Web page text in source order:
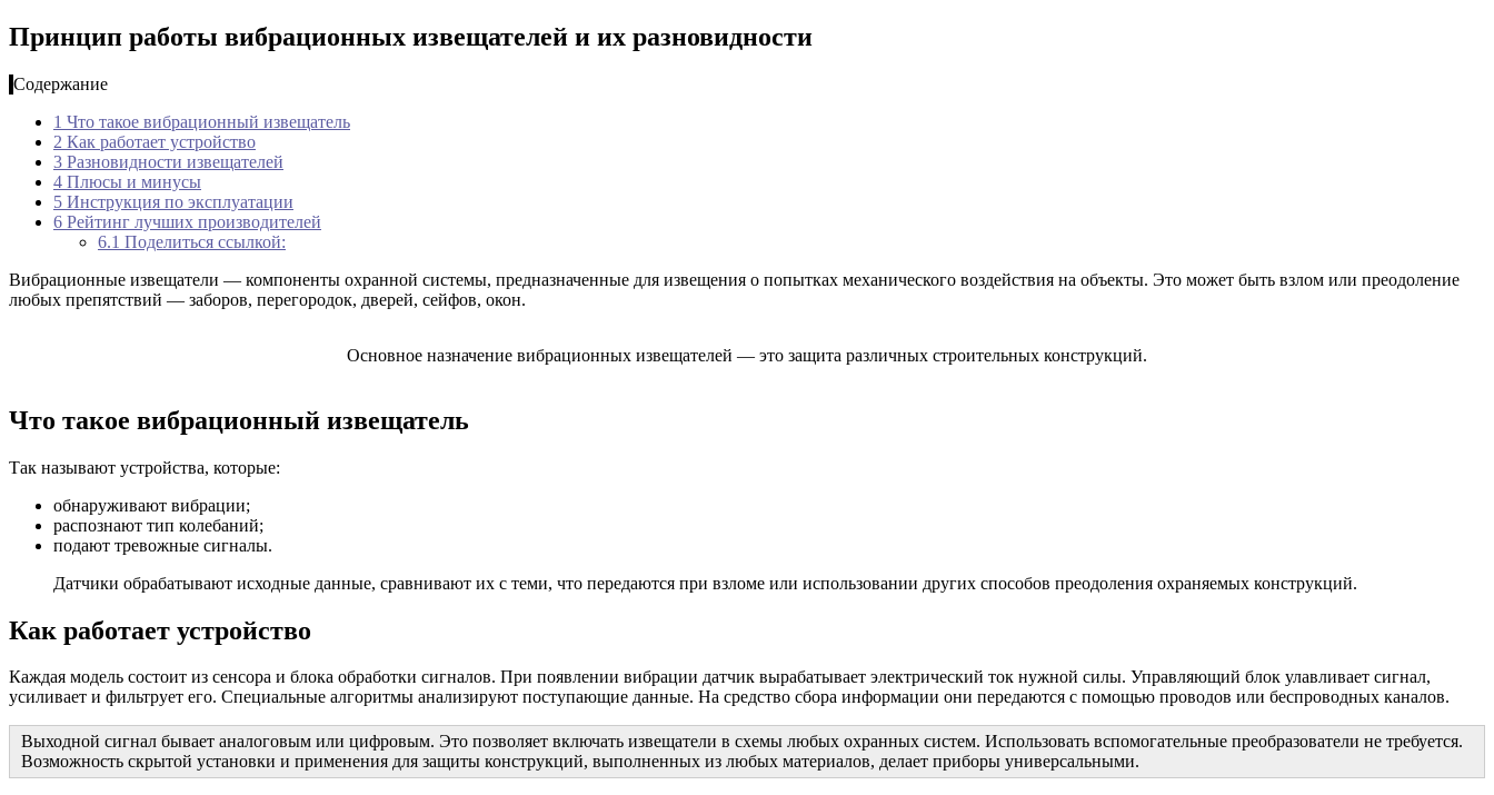
Принцип работы вибрационных извещателей и их разновидности
Содержание
1 Что такое вибрационный извещатель
2 Как работает устройство
3 Разновидности извещателей
4 Плюсы и минусы
5 Инструкция по эксплуатации
6 Рейтинг лучших производителей
6.1 Поделиться ссылкой:
Вибрационные извещатели — компоненты охранной системы, предназначенные для извещения о попытках механического воздействия на объекты. Это может быть взлом или преодоление
любых препятствий — заборов, перегородок, дверей, сейфов, окон.
Основное назначение вибрационных извещателей — это защита различных строительных конструкций.
Что такое вибрационный извещатель
Так называют устройства, которые:
обнаруживают вибрации;
распознают тип колебаний;
подают тревожные сигналы.
Датчики обрабатывают исходные данные, сравнивают их с теми, что передаются при взломе или использовании других способов преодоления охраняемых конструкций.
Как работает устройство
Каждая модель состоит из сенсора и блока обработки сигналов. При появлении вибрации датчик вырабатывает электрический ток нужной силы. Управляющий блок улавливает сигнал,
усиливает и фильтрует его. Специальные алгоритмы анализируют поступающие данные. На средство сбора информации они передаются с помощью проводов или беспроводных каналов.
Выходной сигнал бывает аналоговым или цифровым. Это позволяет включать извещатели в схемы любых охранных систем. Использовать вспомогательные преобразователи не требуется.
Возможность скрытой установки и применения для защиты конструкций, выполненных из любых материалов, делает приборы универсальными.